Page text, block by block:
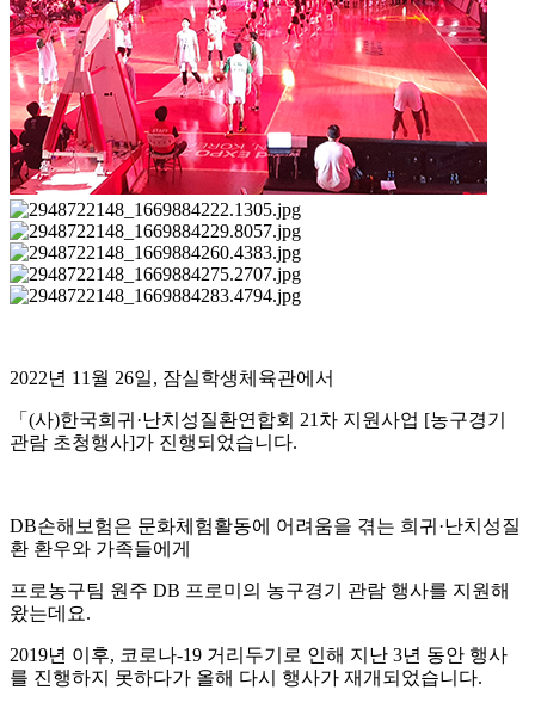
2022년 11 월 26일, 잠실학생체육관에서
「 (사)한국희귀 ·난치성질환연합회 21 차 지원사업 [농구경기
관람 초청행사]가 진행되었습니다.
DB손해보험은 문화체험활동에 어려움을 겪는 희귀 ·난치성질
환 환우와 가족들에게
프로농구팀 원주 DB 프로미의 농구경기 관람 행사를 지원해
왔는데요.
2019년 이후, 코로나-19 거리두기로 인해 지난 3년 동안 행사
를 진행하지 못하다가 올해 다시 행사가 재개되었습니다.